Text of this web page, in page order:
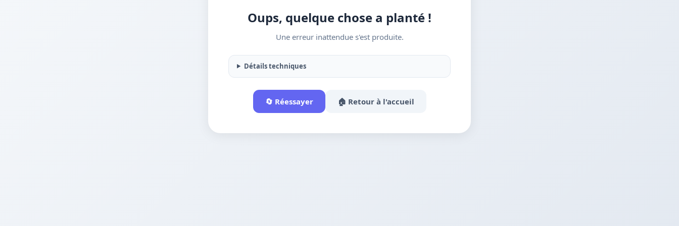
Oups, quelque chose a planté !
Une erreur inattendue s'est produite.
Détails techniques
🔄 Réessayer 🏠 Retour à l'accueil